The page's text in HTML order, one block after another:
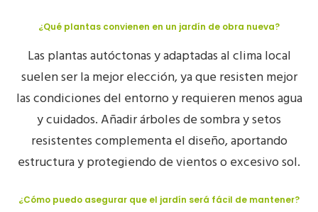
¿Qué plantas convienen en un jardín de obra nueva?
Las plantas autóctonas y adaptadas al clima local
suelen ser la mejor elección, ya que resisten mejor
las condiciones del entorno y requieren menos agua
y cuidados. Añadir árboles de sombra y setos
resistentes complementa el diseño, aportando
estructura y protegiendo de vientos o excesivo sol.
¿Cómo puedo asegurar que el jardín será fácil de mantener?